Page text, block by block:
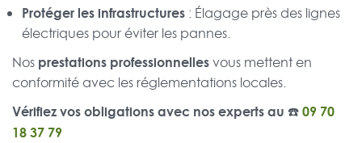
Protéger les infrastructures : Élagage près des lignes
électriques pour éviter les pannes.
Nos prestations professionnellesvous mettent en
conformité avec les réglementations locales.
Vérifiez vos obligations avec nos experts au ☎️09 70
18 37 79